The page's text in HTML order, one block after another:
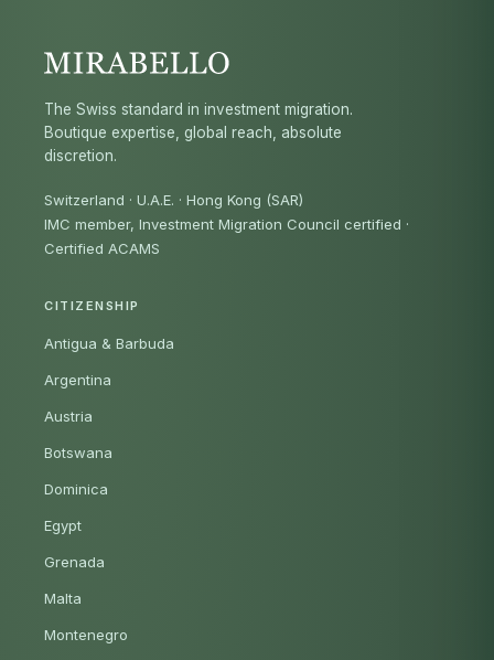
The Swiss standard in investment migration.
Boutique expertise, global reach, absolute
discretion.
Switzerland · U.A.E. · Hong Kong (SAR)
IMC member, Investment Migration Council certified ·
Certified ACAMS
CITIZENSHIP
Antigua & Barbuda
Argentina
Austria
Botswana
Dominica
Egypt
Grenada
Malta
Montenegro